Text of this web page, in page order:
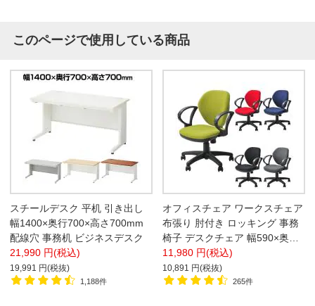
このページで使用している商品
スチールデスク 平机 引き出し
幅1400×奥行700×高さ700mm
配線穴 事務机 ビジネスデスク
21,990 円(税込)
19,991 円(税抜)
1,188件
オフィスチェア ワークスチェア
布張り 肘付き ロッキング 事務
椅子 デスクチェア 幅590×奥行
590×高さ770～850mm
11,980 円(税込)
10,891 円(税抜)
265件